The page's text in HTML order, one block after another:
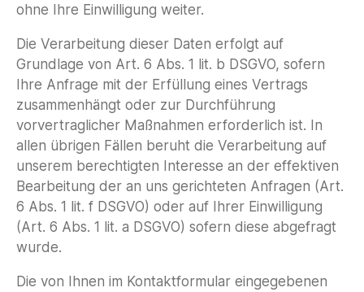
ohne Ihre Einwilligung weiter.
Die Verarbeitung dieser Daten erfolgt auf
Grundlage von Art. 6 Abs. 1 lit. b DSGVO, sofern
Ihre Anfrage mit der Erfüllung eines Vertrags
zusammenhängt oder zur Durchführung
vorvertraglicher Maßnahmen erforderlich ist. In
allen übrigen Fällen beruht die Verarbeitung auf
unserem berechtigten Interesse an der effektiven
Bearbeitung der an uns gerichteten Anfragen (Art.
6 Abs. 1 lit. f DSGVO) oder auf Ihrer Einwilligung
(Art. 6 Abs. 1 lit. a DSGVO) sofern diese abgefragt
wurde.
Die von Ihnen im Kontaktformular eingegebenen